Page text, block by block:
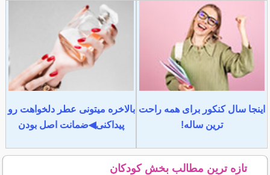
اینجا سال کنکور برای همه راحت
ترین ساله!
بالاخره میتونی عطر دلخواهت رو
پیداکنی◀ضمانت اصل بودن
تازه ترین مطالب بخش کودکان